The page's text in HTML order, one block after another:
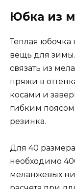
Юбка из
Теплая юбочка
вещь для
связать из
пряжи в
косами и
гибким поясом
резинка.
Для 40 размера
необходимо
меланжевых